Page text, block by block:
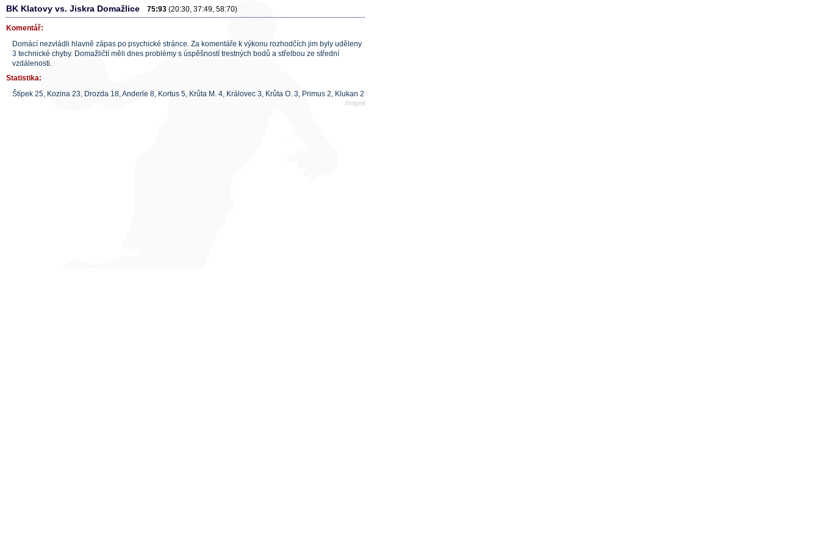
BK Klatovy vs. Jiskra Domažlice 75:93 (20:30, 37:49, 58:70)
Komentář:
Domácí nezvládli hlavně zápas po psychické stránce. Za komentáře k výkonu rozhodčích jim byly uděleny
3 technické chyby. Domažličtí měli dnes problémy s úspěšností trestných bodů a střelbou ze střední
vzdálenosti.
Statistika:
Štípek 25, Kozina 23, Drozda 18, Anderle 8, Kortus 5, Krůta M. 4, Královec 3, Krůta O. 3, Primus 2, Klukan 2
#stipek